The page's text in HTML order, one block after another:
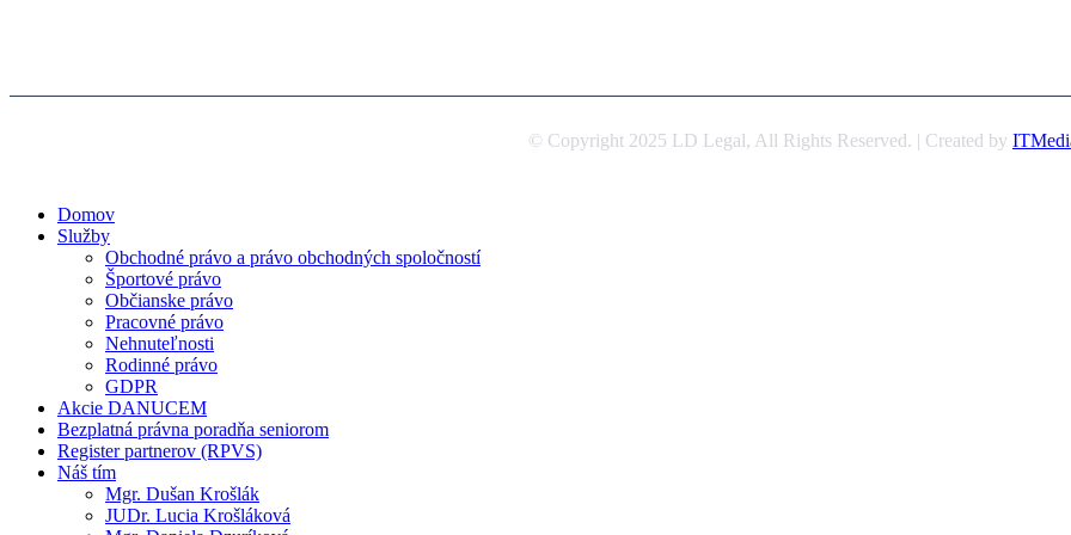
© Copyright 2025 LD Legal, All Rights Reserved. | Created by
Domov
Služby
Obchodné právo a právo obchodných spoločností
Športové právo
Občianske právo
Pracovné právo
Nehnuteľnosti
Rodinné právo
GDPR
Akcie DANUCEM
Bezplatná právna poradňa seniorom
Register partnerov (RPVS)
Náš tím
Mgr. Dušan Krošlák
JUDr. Lucia Krošláková